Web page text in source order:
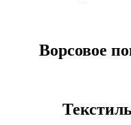
Ворсовое